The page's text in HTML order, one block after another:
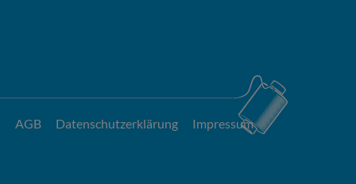
AGB Datenschutzerklärung Impressum